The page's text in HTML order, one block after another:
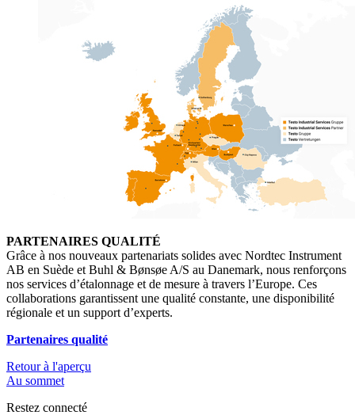
PARTENAIRES QUALITÉ
Grâce à nos nouveaux partenariats solides avec Nordtec Instrument
AB en Suède et Buhl & Bønsøe A/S au Danemark, nous renforçons
nos services d’étalonnage et de mesure à travers l’Europe. Ces
collaborations garantissent une qualité constante, une disponibilité
régionale et un support d’experts.
Partenaires qualité
Retour à l'aperçu
Au sommet
Restez connecté